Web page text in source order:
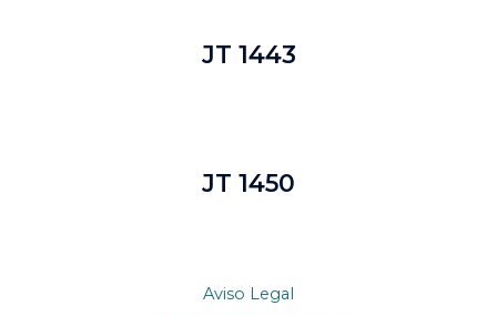
JT 1443
JT 1450
Aviso Legal